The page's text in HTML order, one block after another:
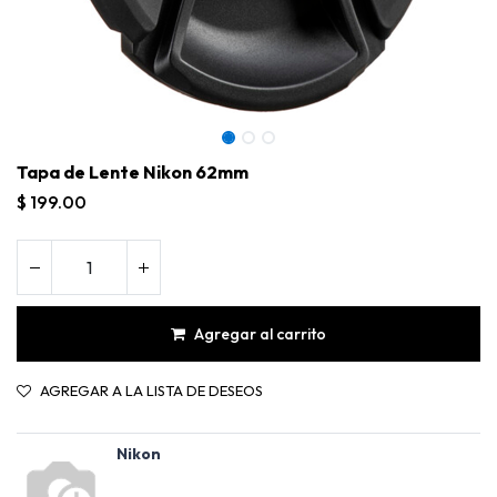
Tapa de Lente Nikon 62mm
$ 199.00
Agregar al carrito
AGREGAR A LA LISTA DE DESEOS
Nikon